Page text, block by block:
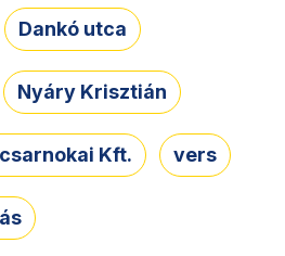
Dankó utca
Nyáry Krisztián
Kft. vers